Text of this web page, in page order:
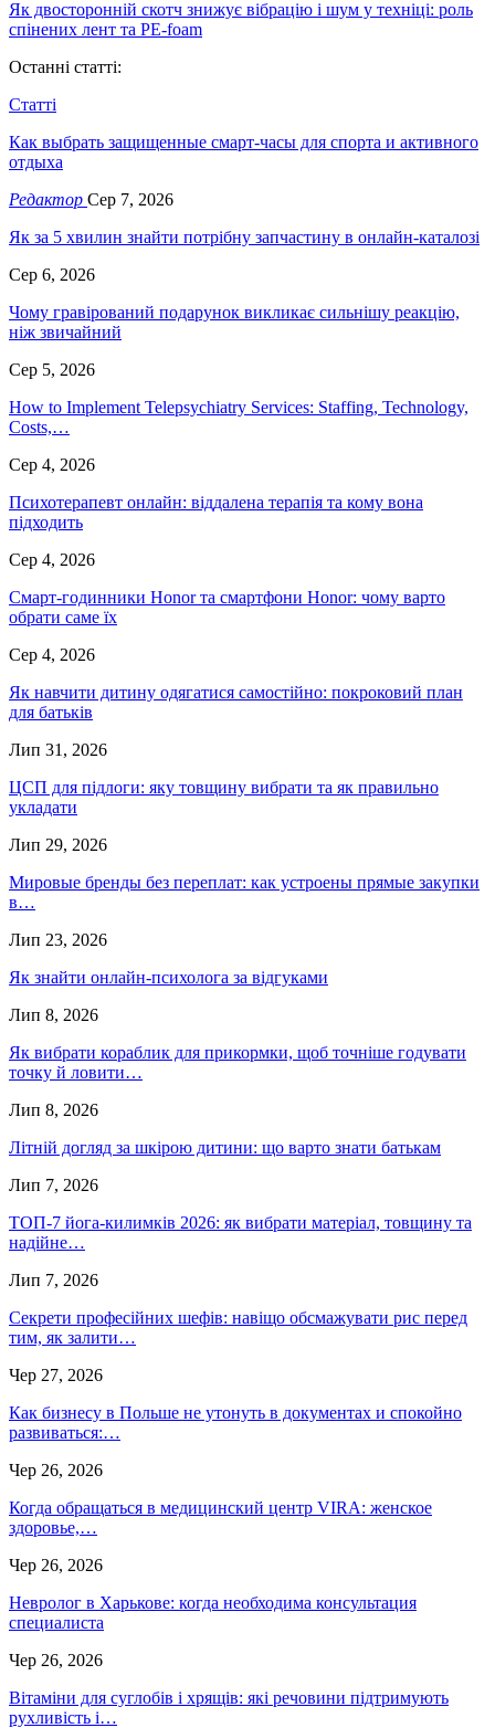
Як двосторонній скотч знижує вібрацію і шум у техніці: роль
спінених лент та PE-foam
Останні статті:
Статті
Как выбрать защищенные смарт-часы для спорта и активного
отдыха
Редактор Сер 7, 2026
Як за 5 хвилин знайти потрібну запчастину в онлайн-каталозі
Сер 6, 2026
Чому гравірований подарунок викликає сильнішу реакцію,
ніж звичайний
Сер 5, 2026
How to Implement Telepsychiatry Services: Staffing, Technology,
Costs,…
Сер 4, 2026
Психотерапевт онлайн: віддалена терапія та кому вона
підходить
Сер 4, 2026
Смарт-годинники Honor та смартфони Honor: чому варто
обрати саме їх
Сер 4, 2026
Як навчити дитину одягатися самостійно: покроковий план
для батьків
Лип 31, 2026
ЦСП для підлоги: яку товщину вибрати та як правильно
укладати
Лип 29, 2026
Мировые бренды без переплат: как устроены прямые закупки
в…
Лип 23, 2026
Як знайти онлайн-психолога за відгуками
Лип 8, 2026
Як вибрати кораблик для прикормки, щоб точніше годувати
точку й ловити…
Лип 8, 2026
Літній догляд за шкірою дитини: що варто знати батькам
Лип 7, 2026
ТОП-7 йога-килимків 2026: як вибрати матеріал, товщину та
надійне…
Лип 7, 2026
Секрети професійних шефів: навіщо обсмажувати рис перед
тим, як залити…
Чер 27, 2026
Как бизнесу в Польше не утонуть в документах и спокойно
развиваться:…
Чер 26, 2026
Когда обращаться в медицинский центр VIRA: женское
здоровье,…
Чер 26, 2026
Невролог в Харькове: когда необходима консультация
специалиста
Чер 26, 2026
Вітаміни для суглобів і хрящів: які речовини підтримують
рухливість і…